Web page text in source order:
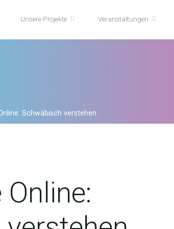
Unsere Projekte Veranstaltungen
Schwäbisch verstehen